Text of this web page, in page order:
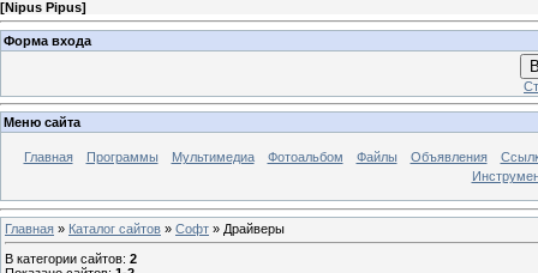
[Nipus Pipus]
Форма входа
Меню сайта
Главная Программы Мультимедиа Фотоальбом Файлы Объявления
Главная » Каталог сайтов » Софт » Драйверы
В категории сайтов: 2